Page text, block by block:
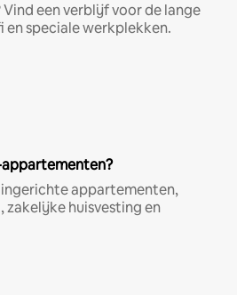
Vind een verblijf voor de lange
speciale werkplekken.
appartementen,
zakelijke huisvesting en